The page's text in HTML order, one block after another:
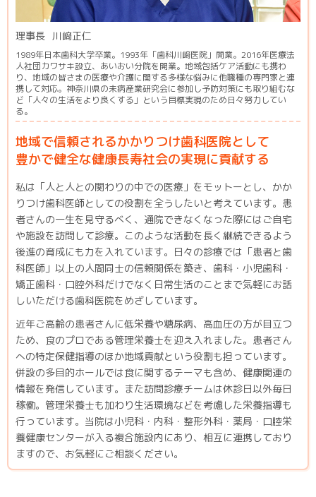
理事長 川﨑正仁
1989年日本歯科大学卒業。1993年「歯科川﨑医院」開業。2016年医療法
人社団カワサキ設立、あいおい分院を開業。地域包括ケア活動にも携わ
り、地域の皆さまの医療や介護に関する多様な悩みに他職種の専門家と連
携して対応。神奈川県の未病産業研究会に参加し予防対策にも取り組むな
ど「人々の生活をより良くする」という目標実現のため日々努力してい
る。
地域で信頼されるかかりつけ歯科医院として
豊かで健全な健康長寿社会の実現に貢献する
私は「人と人との関わりの中での医療」をモットーとし、かか
りつけ歯科医師としての役割を全うしたいと考えています。患
者さんの一生を見守るべく、通院できなくなった際にはご自宅
や施設を訪問して診療。このような活動を長く継続できるよう
後進の育成にも力を入れています。日々の診療では「患者と歯
科医師」以上の人間同士の信頼関係を築き、歯科・小児歯科・
矯正歯科・口腔外科だけでなく日常生活のことまで気軽にお話
しいただける歯科医院をめざしています。
近年ご高齢の患者さんに低栄養や糖尿病、高血圧の方が目立つ
ため、食のプロである管理栄養士を迎え入れました。患者さん
への特定保健指導のほか地域貢献という役割も担っています。
併設の多目的ホールでは食に関するテーマも含め、健康関連の
情報を発信しています。また訪問診療チームは休診日以外毎日
稼働。管理栄養士も加わり生活環境などを考慮した栄養指導も
行っています。当院は小児科・内科・整形外科・薬局・口腔栄
養健康センターが入る複合施設内にあり、相互に連携しており
ますので、お気軽にご相談ください。